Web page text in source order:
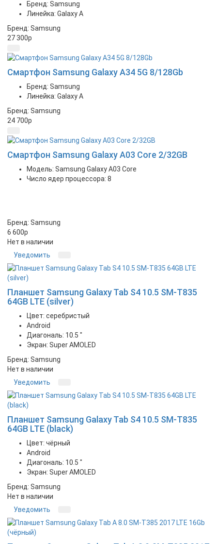
Бренд: Samsung
Линейка: Galaxy A
Бренд: Samsung
27 300p
Смартфон Samsung Galaxy A34 5G 8/128Gb
Бренд: Samsung
Линейка: Galaxy A
Бренд: Samsung
24 700p
Смартфон Samsung Galaxy A03 Core 2/32GB
Модель: Samsung Galaxy A03 Core
Число ядер процессора: 8
Бренд: Samsung
6 600p
Нет в наличии
Уведомить
Планшет Samsung Galaxy Tab S4 10.5 SM-T835
64GB LTE (silver)
Цвет: серебристый
Android
Диагональ: 10.5 "
Экран: Super AMOLED
Бренд: Samsung
Нет в наличии
Уведомить
Планшет Samsung Galaxy Tab S4 10.5 SM-T835
64GB LTE (black)
Цвет: чёрный
Android
Диагональ: 10.5 "
Экран: Super AMOLED
Бренд: Samsung
Нет в наличии
Уведомить